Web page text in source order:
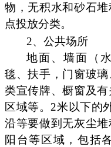
物，无积水和砂石
点投放分类。
2、公共场所
地面、墙面（
毯、扶手，门窗玻
类宣传牌、橱窗及
区域等。2米以下的
沿等要做到无灰尘
阳台等区域，包括